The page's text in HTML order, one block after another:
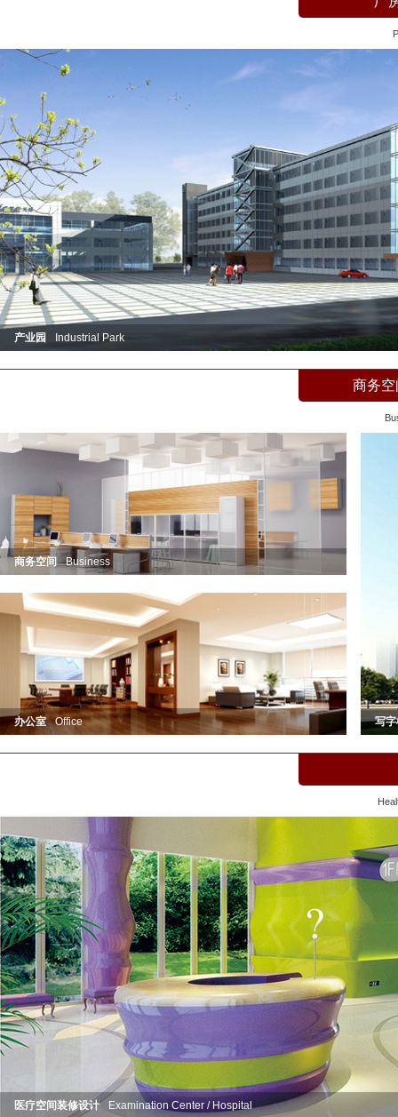
产业园 Industrial Park
商务
商务空间 Business
办公室 Office 写
医疗空间装修设计 Examination Center / Hospital